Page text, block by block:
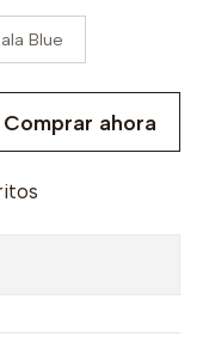
Blue
Comprar ahora